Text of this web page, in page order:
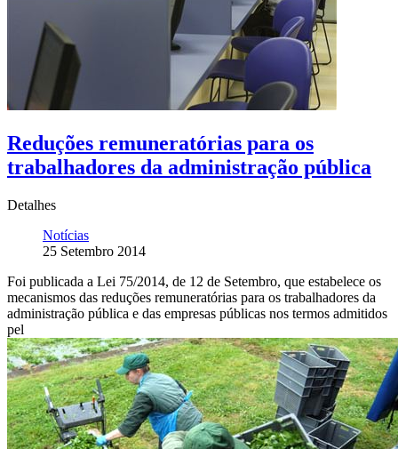
Reduções remuneratórias para os
trabalhadores da administração pública
Detalhes
Notícias
25 Setembro 2014
Foi publicada a Lei 75/2014, de 12 de Setembro, que estabelece os
mecanismos das reduções remuneratórias para os trabalhadores da
administração pública e das empresas públicas nos termos admitidos
pel